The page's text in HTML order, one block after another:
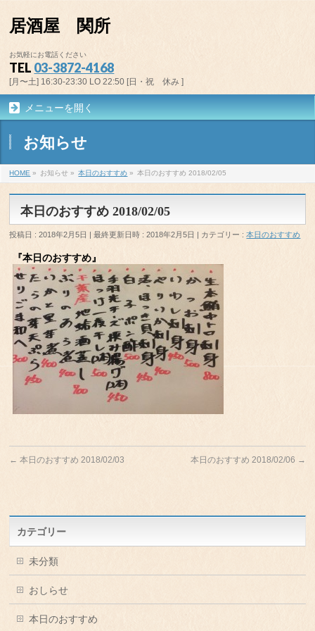
居酒屋 関所
お気軽にお電話ください
TEL 03-3872-4168
[月〜土] 16:30-23:30 LO 22:50 [日・祝 休み ]
メニューを開く
お知らせ
HOME » お知らせ » 本日のおすすめ » 本日のおすすめ 2018/02/05
本日のおすすめ 2018/02/05
投稿日 : 2018年2月5日 最終更新日時 : 2018年2月5日 カテゴリー :本日のおすすめ
『本日のおすすめ』
← 本日のおすすめ 2018/02/03 本日のおすすめ 2018/02/06 →
カテゴリー
未分類
おしらせ
本日のおすすめ